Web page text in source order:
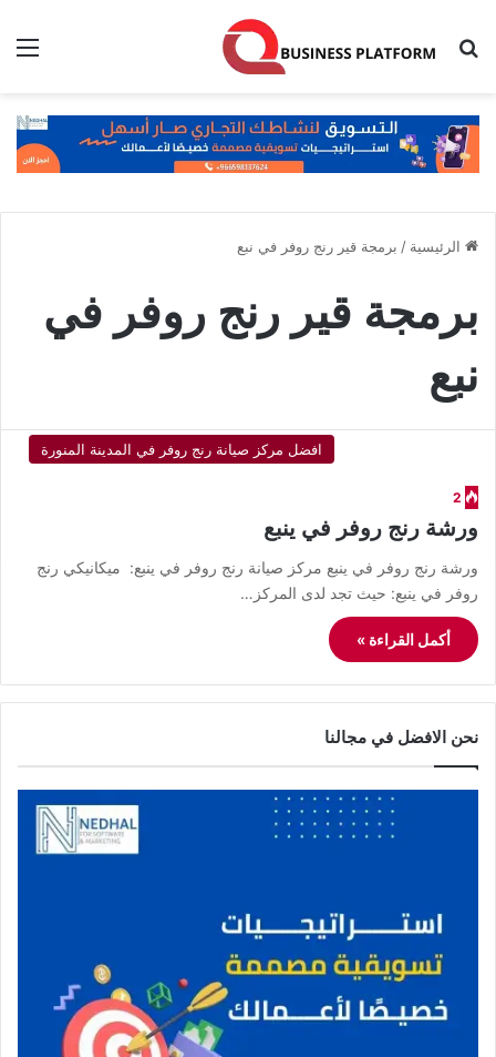
بحث عن
الرئيسية / برمجة قير رنج روفر في نبع
برمجة قير رنج روفر في
نبع
افضل مركز صيانة رنج روفر في المدينة المنورة
2
ورشة رنج روفر في ينبع
ورشة رنج روفر في ينبع مركز صيانة رنج روفر في ينبع: ميكانيكي رنج
روفر في ينبع: حيث تجد لدى المركز…
أكمل القراءة »
نحن الافضل في مجالنا